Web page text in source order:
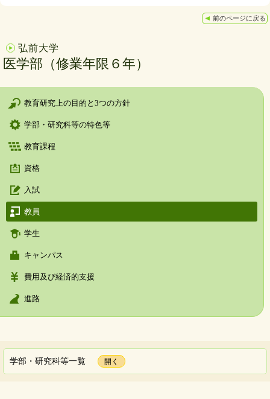
前のページに戻る
弘前大学
医学部（修業年限６年）
教育研究上の目的と3つの方針
学部・研究科等の特色等
教育課程
資格
入試
教員
学生
キャンパス
費用及び経済的支援
進路
学部・研究科等一覧